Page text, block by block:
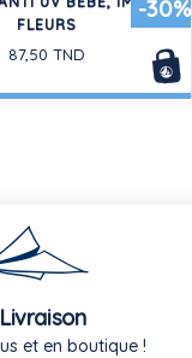
-30%
FLEURS
87,50 TND
Livraison
et en boutique !